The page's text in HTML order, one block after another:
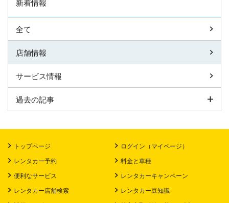
新着情報
全て
店舗情報
サービス情報
過去の記事
トップページ
ログイン（マイページ）
レンタカー予約
料金と車種
便利なサービス
レンタカーキャンペーン
レンタカー店舗検索
レンタカー豆知識